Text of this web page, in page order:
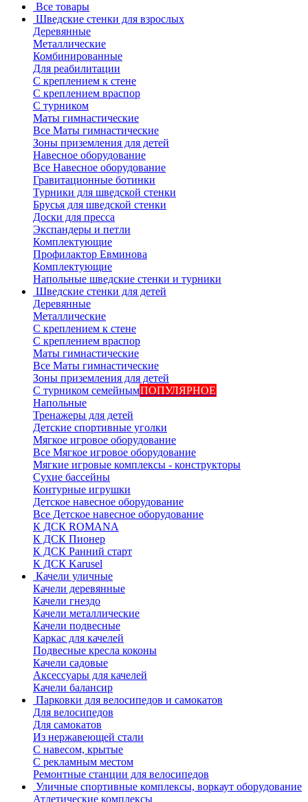
Все товары
Шведские стенки для взрослых
Деревянные
Металлические
Комбинированные
Для реабилитации
С креплением к стене
С креплением враспор
С турником
Маты гимнастические
Все Маты гимнастические
Зоны приземления для детей
Навесное оборудование
Все Навесное оборудование
Гравитационные ботинки
Турники для шведской стенки
Брусья для шведской стенки
Доски для пресса
Экспандеры и петли
Комплектующие
Профилактор Евминова
Комплектующие
Напольные шведские стенки и турники
Шведские стенки для детей
Деревянные
Металлические
С креплением к стене
С креплением враспор
Маты гимнастические
Все Маты гимнастические
Зоны приземления для детей
С турником семейнымПОПУЛЯРНОЕ
Напольные
Тренажеры для детей
Детские спортивные уголки
Мягкое игровое оборудование
Все Мягкое игровое оборудование
Мягкие игровые комплексы - конструкторы
Сухие бассейны
Контурные игрушки
Детское навесное оборудование
Все Детское навесное оборудование
К ДСК ROMANA
К ДСК Пионер
К ДСК Ранний старт
К ДСК Karusel
Качели уличные
Качели деревянные
Качели гнездо
Качели металлические
Качели подвесные
Каркас для качелей
Подвесные кресла коконы
Качели садовые
Аксессуары для качелей
Качели балансир
Парковки для велосипедов и самокатов
Для велосипедов
Для самокатов
Из нержавеющей стали
С навесом, крытые
С рекламным местом
Ремонтные станции для велосипедов
Уличные спортивные комплексы, воркаут оборудование
Атлетические комплексы